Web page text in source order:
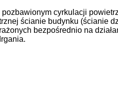
cyrkulacji
ścianie budynku (ścianie
bezpośrednio na